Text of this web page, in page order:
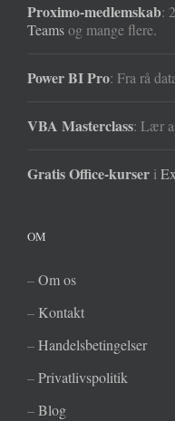
Proximo-medlemskab:
Teamsog mange flere.
Power BI Pro: Fra rå
VBA Masterclass: Lær
Gratis Office-kurser i
OM
–Om os
– Kontakt
–Handelsbetingelser
–Privatlivspolitik
–Blog